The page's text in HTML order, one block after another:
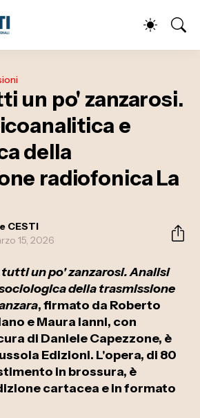
un po' zanzarosi.
e
della
radiofonica La
CESTI
15, 2026
un po' zanzarosi. Analisi
della trasmissione
, firmato da Roberto
e Maura Ianni, con
di Daniele Capezzone, è
Edizioni. L'opera, di 80
in brossura, è
cartacea e in formato